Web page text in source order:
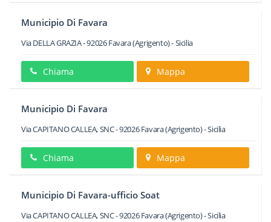
Municipio Di Favara
Via DELLA GRAZIA-92026Favara(Agrigento) -Sicilia
Chiama Mappa
Municipio Di Favara
Via CAPITANO CALLEA, SNC-92026 Favara(Agrigento) -Sicilia
Chiama Mappa
Municipio Di Favara-ufficio Soat
Via CAPITANO CALLEA, SNC-92026 Favara(Agrigento) -Sicilia